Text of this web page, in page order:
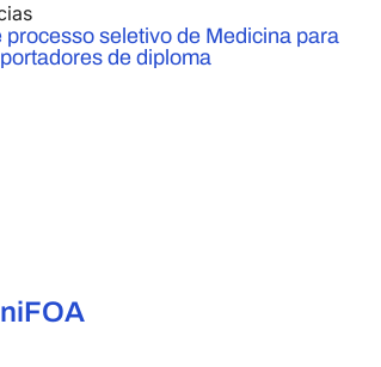
processo seletivo de Medicina para
portadores de diploma